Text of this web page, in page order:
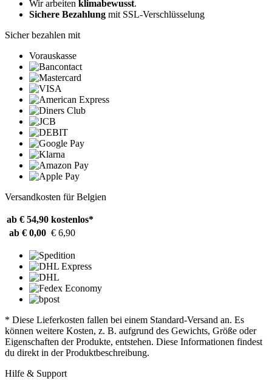
Wir arbeiten klimabewusst.
Sichere Bezahlung mit SSL-Verschlüsselung
Sicher bezahlen mit
Vorauskasse
Versandkosten für Belgien
ab € 54,90 kostenlos*
ab € 0,00 € 6,90
* Diese Lieferkosten fallen bei einem Standard-Versand an. Es
können weitere Kosten, z. B. aufgrund des Gewichts, Größe oder
Eigenschaften der Produkte, entstehen. Diese Informationen findest
du direkt in der Produktbeschreibung.
Hilfe & Support